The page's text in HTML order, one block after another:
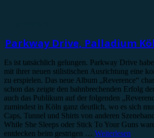
Parkway Drive, Palladium
Es ist tatsächlich gelungen. Parkway Drive
mit ihrer neuen stilistischen Ausrichtung eine
zu erspielen. Das neue Album „Reverence“
schon das zeigte den bahnbrechenden Erfolg
auch das Publikum auf der folgenden
zumindest in Köln ganz deutlich, wo es sich
Caps, Tunnel und Shirts von anderen
While She Sleeps oder Stick To Your Guns
entdecken beim gestrigen … Weiterlesen